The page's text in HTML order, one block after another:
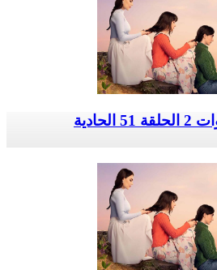
مسلسل ثلاث اخوات 2 الحلقة 51 الحادية